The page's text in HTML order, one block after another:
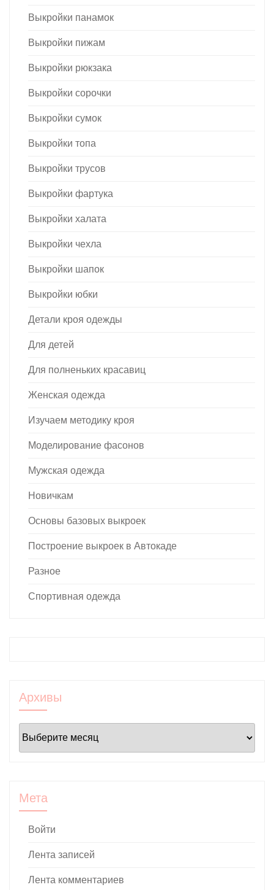
Выкройки панамок
Выкройки пижам
Выкройки рюкзака
Выкройки сорочки
Выкройки сумок
Выкройки топа
Выкройки трусов
Выкройки фартука
Выкройки халата
Выкройки чехла
Выкройки шапок
Выкройки юбки
Детали кроя одежды
Для детей
Для полненьких красавиц
Женская одежда
Изучаем методику кроя
Моделирование фасонов
Мужская одежда
Новичкам
Основы базовых выкроек
Построение выкроек в Автокаде
Разное
Спортивная одежда
Архивы
Архивы
Мета
Войти
Лента записей
Лента комментариев